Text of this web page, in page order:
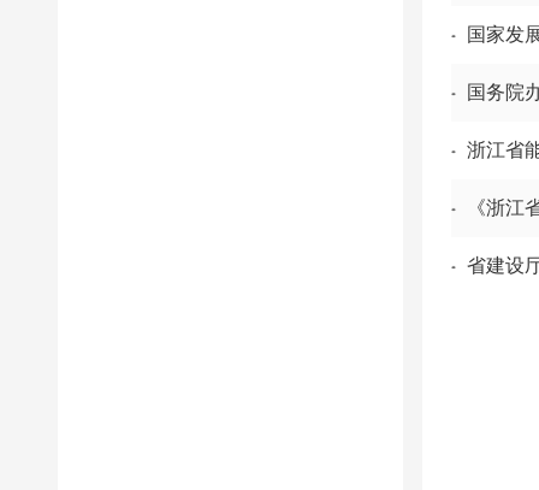
国家发
国务院
浙江省
《浙江
省建设